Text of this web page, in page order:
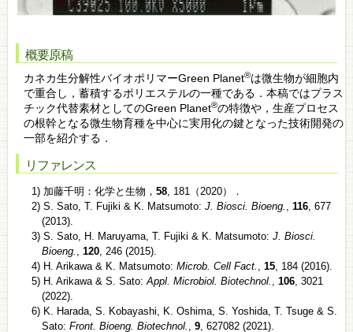
概要原稿
カネカ生分解性バイオポリマーGreen Planet®は微生物が細胞内
で重合し，蓄積するポリエステルの一種である．本稿ではプラス
チック代替素材としてのGreen Planet®の特徴や，生産プロセス
の根幹となる微生物育種を中心に実用化の鍵となった技術開発の
一部を紹介する．
リファレンス
1) 加藤千明：化学と生物， 58, 181（2020）．
2) S. Sato, T. Fujiki & K. Matsumoto: J. Biosci. Bioeng. 116, 677
(2013).
3) S. Sato, H. Maruyama, T. Fujiki & K. Matsumoto: J. Biosci.
Bioeng.
120, 246 (2015).
4) H. Arikawa & K. Matsumoto: Microb. Cell Fact. 15, 184 (2016).
5) H. Arikawa & S. Sato: Appl. Microbiol. Biotechnol. 106, 3021
(2022).
6) K. Harada, S. Kobayashi, K. Oshima, S. Yoshida, T. Tsuge & S.
Sato: Front. Bioeng. Biotechnol. 9, 627082 (2021).